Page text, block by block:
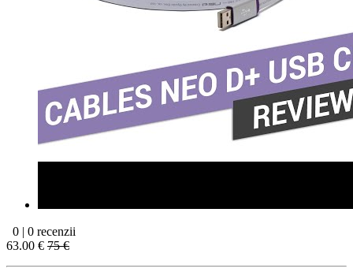
0 | 0 recenzii
63.00 € 75 €